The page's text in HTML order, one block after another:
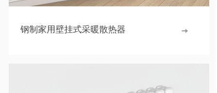
钢制家用壁挂式采暖散热器 